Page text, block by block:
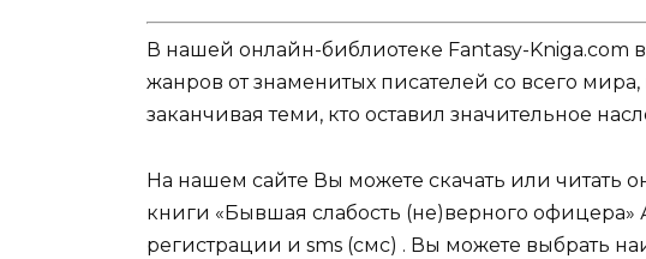
В нашей онлайн-библиотеке Fantasy-Kniga.com
жанров от знаменитых писателей со всего
заканчивая теми, кто оставил значительное
На нашем сайте Вы можете скачать или читать
книги «Бывшая слабость (не)верного офицера»
регистрации и sms (смс) . Вы можете выбрать